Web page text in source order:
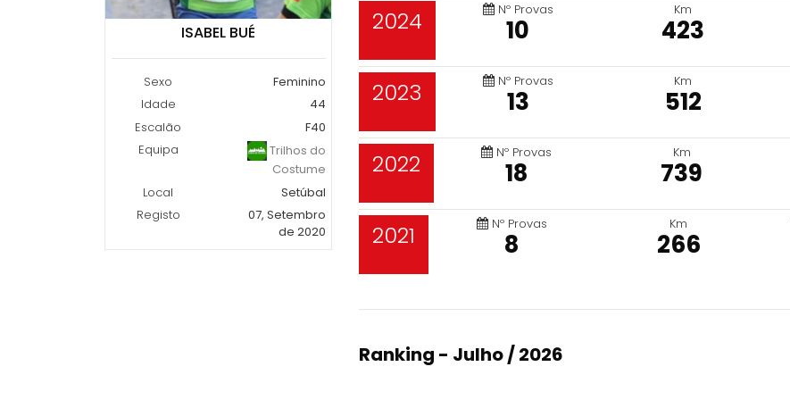
ISABEL BUÉ
Sexo
Feminino
Idade
44
Escalão
F40
Equipa
Trilhos do
Costume
Local
Setúbal
Registo
07, Setembro
de 2020
2024 Nº Provas
10
Km
423
2023 Nº Provas
13
Km
512
2022 Nº Provas
18
Km
739
2021 Nº Provas
8
Km
266
Ranking - Julho / 2026